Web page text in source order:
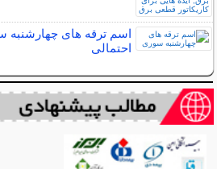
اسم ترقه های چهارشنبه
احتمالی